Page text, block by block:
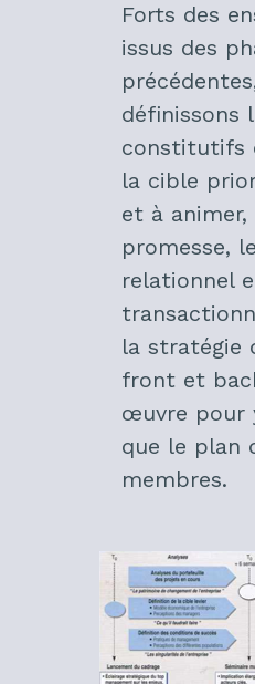
Forts des
issus des
définissons
constitutifs
la cible
et à
promesse,
relationnel
la stratégie
front et
œuvre pour
que le plan
membres.